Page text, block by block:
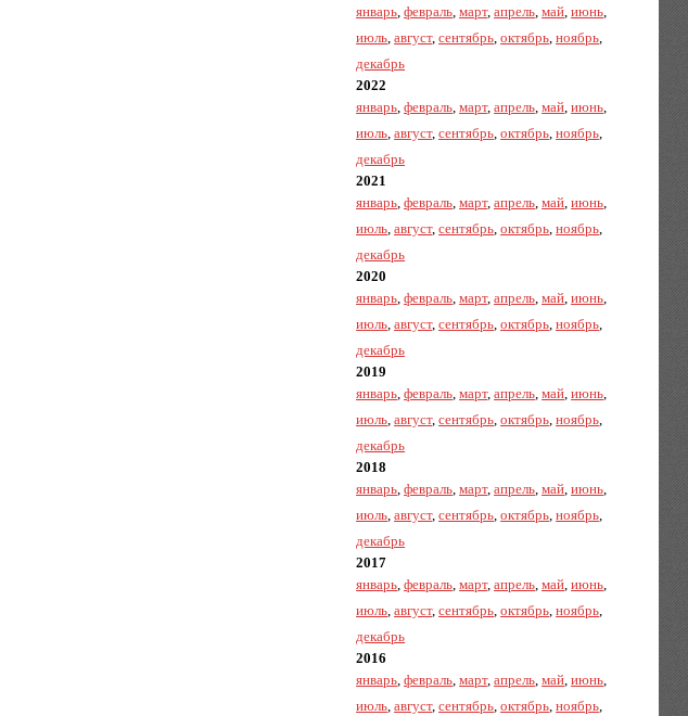
январь,февраль,март,апрель,май,июнь,
июль,август,сентябрь,октябрь,ноябрь,
декабрь
2022
январь,февраль,март,апрель,май,июнь,
июль,август,сентябрь,октябрь,ноябрь,
декабрь
2021
январь,февраль,март,апрель,май,июнь,
июль,август,сентябрь,октябрь,ноябрь,
декабрь
2020
январь,февраль,март,апрель,май,июнь,
июль,август,сентябрь,октябрь,ноябрь,
декабрь
2019
январь,февраль,март,апрель,май,июнь,
июль,август,сентябрь,октябрь,ноябрь,
декабрь
2018
январь,февраль,март,апрель,май,июнь,
июль,август,сентябрь,октябрь,ноябрь,
декабрь
2017
январь,февраль,март,апрель,май,июнь,
июль,август,сентябрь,октябрь,ноябрь,
декабрь
2016
январь,февраль,март,апрель,май,июнь,
июль,август,сентябрь,октябрь,ноябрь,